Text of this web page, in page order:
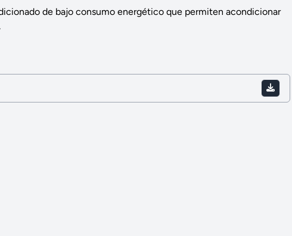
de bajo consumo energético que permiten acondicionar